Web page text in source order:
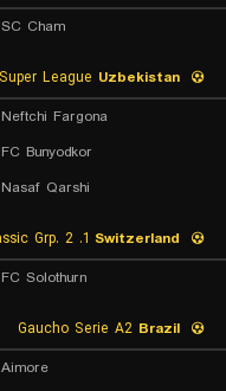
SC Cham
Uzbekistan
Neftchi Fargona
FC Bunyodkor
Nasaf Qarshi
Switzerland
FC Solothurn
Brazil
Aimore